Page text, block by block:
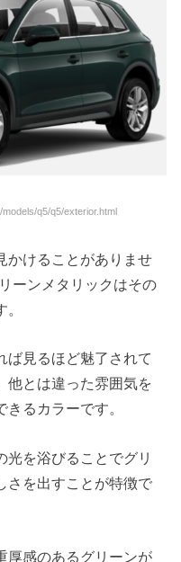
q5/q5/exterior.html
かけることがありませ
ーンメタリックはその
ば見るほど魅了されて
他とは違った雰囲気を
るカラーです。
光を浴びることでグリ
さを出すことが特徴で
厚感のあるグリーンが